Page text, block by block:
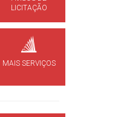
LICITAÇÃO
MAIS SERVIÇOS